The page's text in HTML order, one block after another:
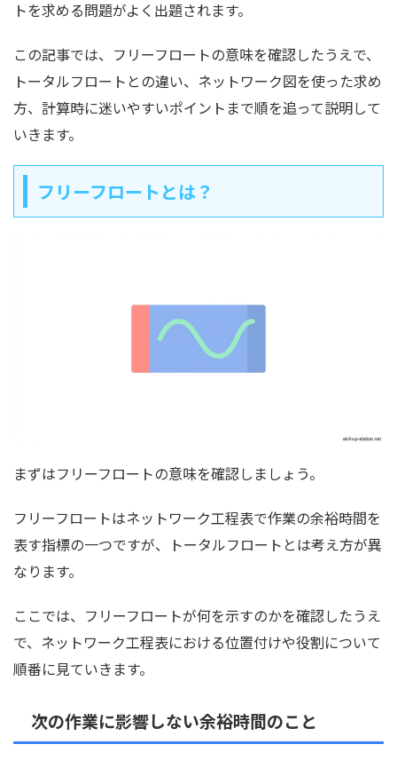
トを求める問題がよく出題されます。
この記事では、フリーフロートの意味を確認したうえで、
トータルフロートとの違い、ネットワーク図を使った求め
方、計算時に迷いやすいポイントまで順を追って説明して
いきます。
フリーフロートとは？
まずはフリーフロートの意味を確認しましょう。
フリーフロートはネットワーク工程表で作業の余裕時間を
表す指標の一つですが、トータルフロートとは考え方が異
なります。
ここでは、フリーフロートが何を示すのかを確認したうえ
で、ネットワーク工程表における位置付けや役割について
順番に見ていきます。
次の作業に影響しない余裕時間のこと